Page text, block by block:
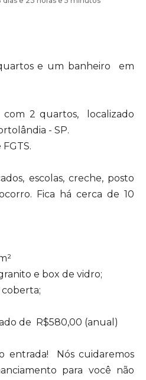
e um banheiroem
com 2 quartos, localizado
- SP.
escolas, creche, posto
Fica há cerca de 10
e box de vidro;
de R$580,00 (anual)
entrada! Nós cuidaremos
para você não